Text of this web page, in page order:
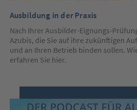
Ausbildung in der Praxis
Nach Ihrer Ausbilder-Eignungs-
Azubis, die Sie auf ihre zukünftigen
und an Ihren Betrieb binden sollen.
erfahren Sie hier.